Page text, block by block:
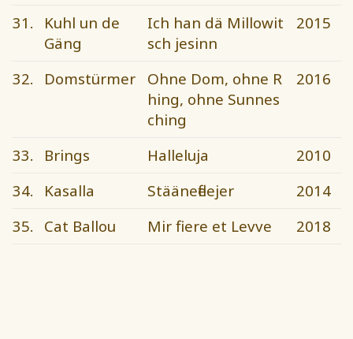
31.
Kuhl un de
Gäng
Ich han dä Millowit
sch jesinn
2015
32. Domstürmer
Ohne Dom, ohne R
hing, ohne Sunnes
ching
2016
33. Brings Halleluja
2010
34.
Kasalla Stäänefleejer
2014
35.
Cat Ballou Mir fiere et Levve 2018